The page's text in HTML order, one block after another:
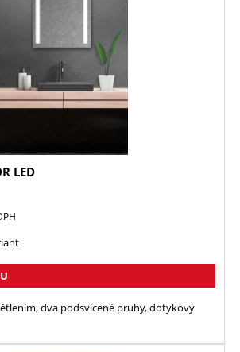
LED
dva podsvícené pruhy, dotykový